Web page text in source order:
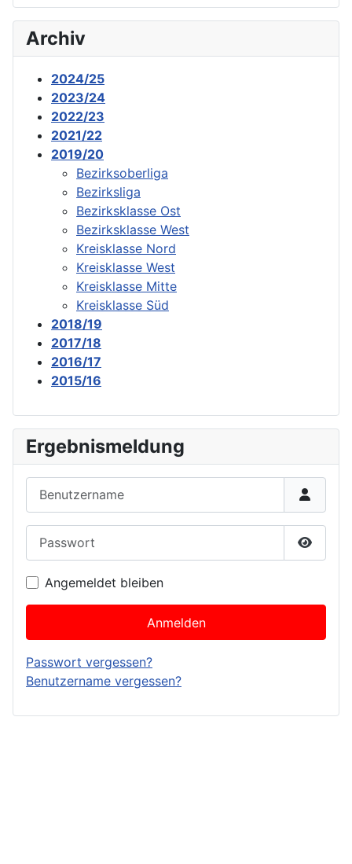
Archiv
2024/25
2023/24
2022/23
2021/22
2019/20
Bezirksoberliga
Bezirksliga
Bezirksklasse Ost
Bezirksklasse West
Kreisklasse Nord
Kreisklasse West
Kreisklasse Mitte
Kreisklasse Süd
2018/19
2017/18
2016/17
2015/16
Ergebnismeldung
Angemeldet bleiben
Anmelden
Passwort vergessen?
Benutzername vergessen?